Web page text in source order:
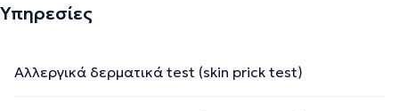
Υπηρεσίες
Αλλεργικά δερματικά test (skin prick test)